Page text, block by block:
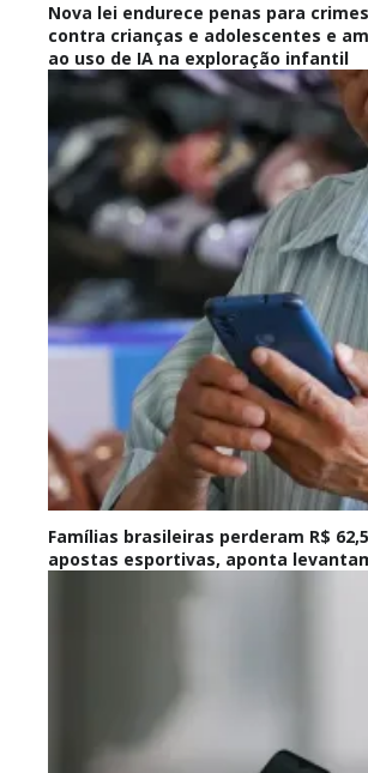
Nova lei endurece penas para
contra crianças e adolescentes e
ao uso de IA na exploração infantil
Famílias brasileiras perderam R$
apostas esportivas, aponta